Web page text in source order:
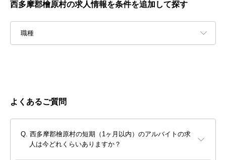
西多摩郡檜原村の求人情報を条件を追加して探す
職種
よくあるご質問
西多摩郡檜原村の短期（1ヶ月以内）のアルバイトの求
人は今どれくらいありますか？